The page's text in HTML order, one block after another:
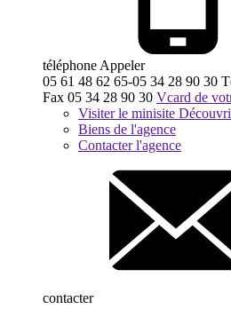
téléphone Appeler
05 61 48 62 65-05 34 28 90 30
Fax 05 34 28 90 30 Vcard de
Visiter le minisite
Biens de l'agence
Contacter l'agence
contacter